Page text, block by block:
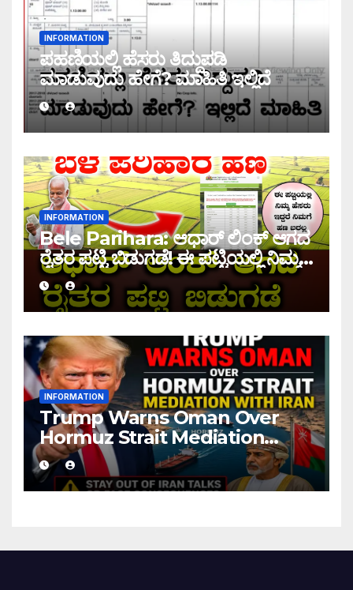
INFORMATION
ಪಹಣಿಯಲ್ಲಿ ಹೆಸರು ತಿದ್ದುಪಡಿ
ಮಾಡುವುದು ಹೇಗೆ? ಮಾಹಿತಿ ಇಲ್ಲಿದೆ
INFORMATION
Bele Parihara: ಆಧಾರ್ ಲಿಂಕ್ ಆಗದ
ರೈತರ ಪಟ್ಟಿ ಬಿಡುಗಡೆ! ಈ ಪಟ್ಟಿಯಲ್ಲಿ ನಿಮ್ಮ
ಹೆಸರು ಇದ್ದರೆ ನಿಮಗೆ ಹಣ ಜಮಾ ಆಗಲ್ಲ !
INFORMATION
Trump Warns Oman Over
Hormuz Strait Mediation
With Iran